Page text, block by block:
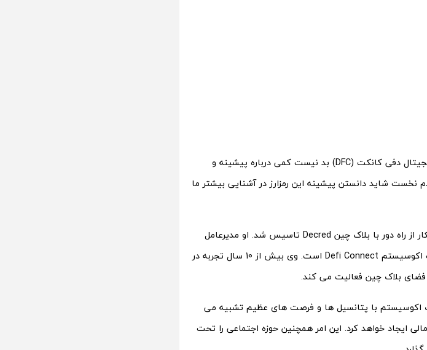
پس از پرداختن به بحث قیمت لحظه ‌ای ارز دیجیتال دفی کانکت (DFC) بد نیست کمی درباره پیشینه و
نخست شاید دانستن پیشینه این رمزارز در آشنایی بیشتر ما
Defi Connect توسط Ademu Anthony، پیمانکار از راه دور با بلاک چین Decred تاسیس شد. او مدیرعامل
Merry World است ، شرکتی که در حال ساخت اکوسیستم Defi Connect است. وی بیش از 10 سال تجربه در
اکوسیستم با پتانسیل ها و فرصت های عظیم تشبیه می
ایجاد خواهد کرد. این امر همچنین حوزه اجتماعی را تحت